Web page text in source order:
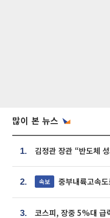
많이 본 뉴스
1.
2. 속보 중부내륙고속
3.